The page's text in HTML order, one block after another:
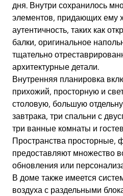
дня. Внутри сохранилось
элементов, придающих ему
аутентичность, таких как
балки, оригинальное
тщательно
архитектурные детали.
Внутренняя планировка
прихожий, просторную и
столовую, большую
завтрака, три спальни с
три ванные комнаты и
Пространства просторные,
предоставляют множество
обновления или
В доме также имеется
воздуха с раздельными